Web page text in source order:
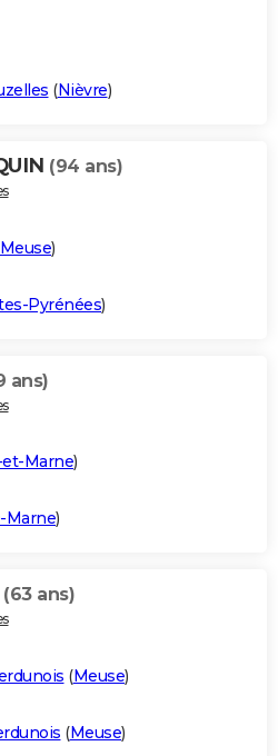
(Nièvre)
(94 ans)
Meuse)
Pyrénées)
ans)
Marne)
Marne)
(63 ans)
(Meuse)
(Meuse)